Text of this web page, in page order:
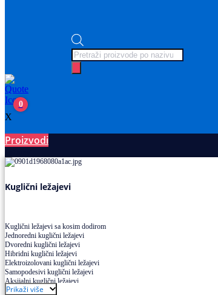
Products
search
0
X
Proizvodi
Kuglični ležajevi
Kuglični ležajevi sa kosim dodirom
Jednoredni kuglični ležajevi
Dvoredni kuglični ležajevi
Hibridni kuglični ležajevi
Elektroizolovani kuglični ležajevi
Samopodesivi kuglični ležajevi
Aksijalni kuglični ležajevi
Kuglični ležajevi od nerđajućeg čelika
Prikaži više